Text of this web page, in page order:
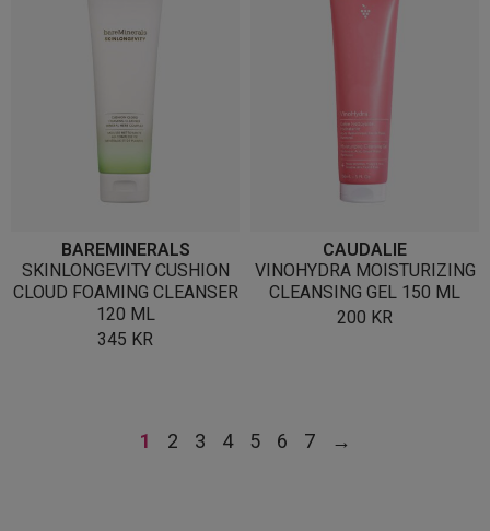
BAREMINERALS
SKINLONGEVITY CUSHION
CLOUD FOAMING CLEANSER
120 ML
345 KR
CAUDALIE
VINOHYDRA MOISTURIZING
CLEANSING GEL 150 ML
200 KR
1 2 3 4 5 6 7 →